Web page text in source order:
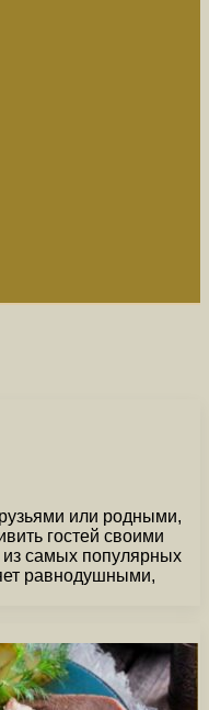
или родными,
гостей своими
самых популярных
равнодушными,